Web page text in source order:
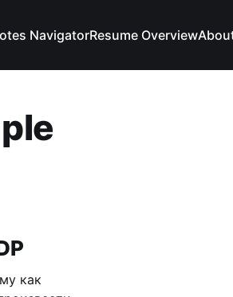
NavigatorResume Overview
как